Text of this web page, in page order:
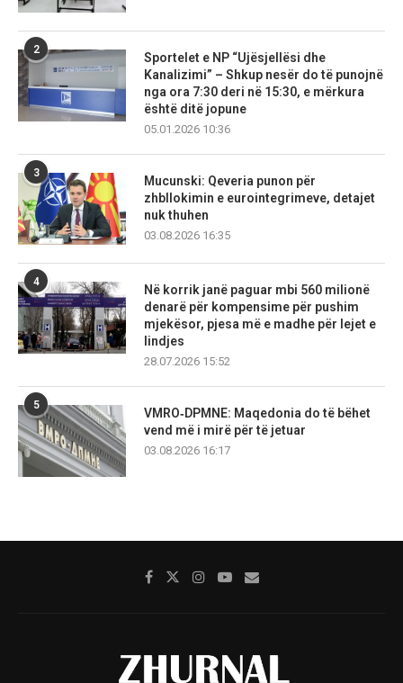
2
Sportelet e NP “Ujësjellësi dhe
Kanalizimi” – Shkup nesër do të punojnë
nga ora 7:30 deri në 15:30, e mërkura
është ditë jopune
05.01.2026 10:36
3
Mucunski: Qeveria punon për
zhbllokimin e eurointegrimeve, detajet
nuk thuhen
03.08.2026 16:35
4
Në korrik janë paguar mbi 560 milionë
denarë për kompensime për pushim
mjekësor, pjesa më e madhe për lejet e
lindjes
28.07.2026 15:52
5
VMRO‑DPMNE: Maqedonia do të bëhet
vend më i mirë për të jetuar
03.08.2026 16:17